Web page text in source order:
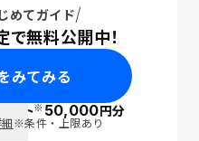
めてガイド
無料公開中！
みてみる
イント※50,000円分
※条件・上限あり